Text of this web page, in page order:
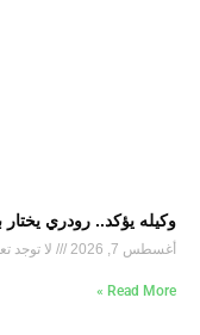
وكيله يؤكد.. رودري
أغسطس 7, 2026 لا توجد
Read More »